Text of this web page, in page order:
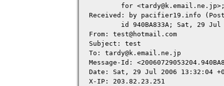
for
Received: by pacifier19.info
id 940BA833A; Sat, 29
From: test@hotmail.com
Subject: test
To: tardy@k.email.ne.jp
Message-Id:
Date: Sat, 29 Jul 2006 13:32:04
X-IP: 203.82.23.251